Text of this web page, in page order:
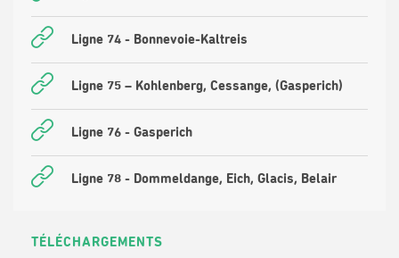
Ligne 74 - Bonnevoie-Kaltreis
Ligne 75 – Kohlenberg, Cessange, (Gasperich)
Ligne 76 - Gasperich
Ligne 78 - Dommeldange, Eich, Glacis, Belair
TÉLÉCHARGEMENTS